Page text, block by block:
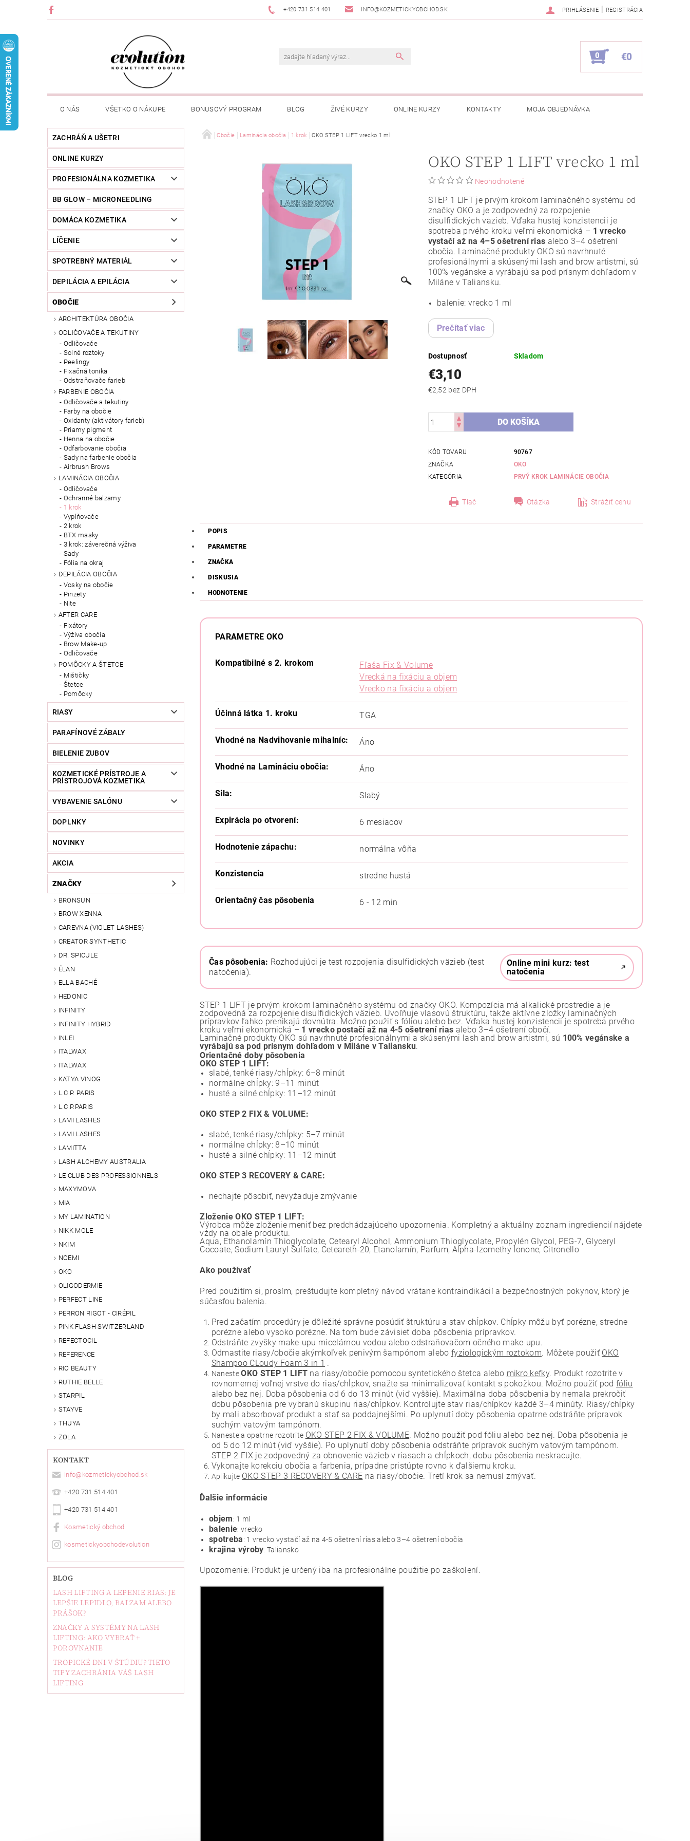
+420 731 514 401 INFO@KOZMETICKYOBCHOD.SK PRIHLÁSENIE | REGISTRÁCIA
0 €0
O NÁS VŠETKO O NÁKUPE BONUSOVÝ PROGRAM BLOG ŽIVÉ KURZY ONLINE KURZY KONTAKTY MOJA OBJEDNÁVKA
ZACHRÁŇ A UŠETRI
ONLINE KURZY
PROFESIONÁLNA KOZMETIKA
BB GLOW – MICRONEEDLING
DOMÁCA KOZMETIKA
LÍČENIE
SPOTREBNÝ MATERIÁL
DEPILÁCIA A EPILÁCIA
OBOČIE
ARCHITEKTÚRA OBOČIA
ODLIČOVAČE A TEKUTINY
Odličovače
Solné roztoky
Peelingy
Fixačná tonika
Odstraňovače farieb
FARBENIE OBOČIA
Odličovače a tekutiny
Farby na obočie
Oxidanty (aktivátory farieb)
Priamy pigment
Henna na obočie
Odfarbovanie obočia
Sady na farbenie obočia
Airbrush Brows
LAMINÁCIA OBOČIA
Odličovače
Ochranné balzamy
1.krok
Vyplňovače
2.krok
BTX masky
3.krok: záverečná výživa
Sady
Fólia na okraj
DEPILÁCIA OBOČIA
Vosky na obočie
Pinzety
Nite
AFTER CARE
Fixátory
Výživa obočia
Brow Make-up
Odličovače
POMÔCKY A ŠTETCE
Mištičky
Štetce
Pomôcky
RIASY
PARAFÍNOVÉ ZÁBALY
BIELENIE ZUBOV
KOZMETICKÉ PRÍSTROJE A
PRÍSTROJOVÁ KOZMETIKA
VYBAVENIE SALÓNU
DOPLNKY
NOVINKY
AKCIA
ZNAČKY
BRONSUN
BROW XENNA
CAREVNA (VIOLET LASHES)
CREATOR SYNTHETIC
DR. SPICULE
ÉLAN
ELLA BACHÉ
HEDONIC
INFINITY
INFINITY HYBRID
INLEI
ITALWAX
ITALWAX
KATYA VINOG
L.C.P. PARIS
L.C.P.PARIS
LAMI LASHES
LAMI LASHES
LAMITTA
LASH ALCHEMY AUSTRALIA
LE CLUB DES PROFESSIONNELS
MAXYMOVA
MIA
MY LAMINATION
NIKK MOLE
NKIM
NOEMI
OKO
OLIGODERMIE
PERFECT LINE
PERRON RIGOT - CIRÉPIL
PINK FLASH SWITZERLAND
REFECTOCIL
REFERENCE
RIO BEAUTY
RUTHIE BELLE
STARPIL
STAYVE
THUYA
ZOLA
KONTAKT
info@ kozmetickyobchod.sk
+420 731 514 401
+420 731 514 401
Kosmetický obchod
kosmetickyobchodevolution
BLOG
LASH LIFTING A LEPENIE RIAS: JE
LEPŠIE LEPIDLO, BALZAM ALEBO
PRÁŠOK?
ZNAČKY A SYSTÉMY NA LASH
LIFTING: AKO VYBRAŤ +
POROVNANIE
TROPICKÉ DNI V ŠTÚDIU? TIETO
TIPY ZACHRÁNIA VÁŠ LASH
LIFTING
Obočie Laminácia obočia 1.krok OKO STEP 1 LIFT vrecko 1 ml
OKO STEP 1 LIFT vrecko 1 ml
Neohodnotené
STEP 1 LIFT je prvým krokom laminačného systému od
značky OKO a je zodpovedný za rozpojenie
disulfidických väzieb. Vďaka hustej konzistencii je
spotreba prvého kroku veľmi ekonomická – 1 vrecko
vystačí až na 4–5 ošetrení rias alebo 3–4 ošetrení
obočia. Laminačné produkty OKO sú navrhnuté
profesionálnymi a skúsenými lash and brow artistmi, sú
100% vegánske a vyrábajú sa pod prísnym dohľadom v
Miláne v Taliansku.
balenie: vrecko 1 ml
Prečítať viac
Dostupnosť Skladom
€3,10
€2,52 bez DPH
KÓD TOVARU
90767
ZNAČKA
OKO
KATEGÓRIA
PRVÝ KROK LAMINÁCIE OBOČIA
Tlač Otázka Strážiť cenu
POPIS
PARAMETRE
ZNAČKA
DISKUSIA
HODNOTENIE
PARAMETRE OKO
Kompatibilné s 2. krokom
Fľaša Fix & Volume
Vrecká na fixáciu a objem
Vrecko na fixáciu a objem
Účinná látka 1. kroku TGA
Vhodné na Nadvihovanie mihalníc: Áno
Vhodné na Lamináciu obočia: Áno
Sila: Slabý
Expirácia po otvorení: 6 mesiacov
Hodnotenie zápachu: normálna vôňa
Konzistencia stredne hustá
Orientačný čas pôsobenia 6 - 12 min
Čas pôsobenia: Rozhodujúci je test rozpojenia disulfidických väzieb (test
natočenia).
Online mini kurz: test
natočenia
STEP 1 LIFT je prvým krokom laminačného systému od značky OKO. Kompozícia má alkalické prostredie a je
zodpovedná za rozpojenie disulfidických väzieb. Uvoľňuje vlasovú štruktúru, takže aktívne zložky laminačných
prípravkov ľahko prenikajú dovnútra. Možno použiť s fóliou alebo bez. Vďaka hustej konzistencii je spotreba prvého
kroku veľmi ekonomická – 1 vrecko postačí až na 4-5 ošetrení rias alebo 3–4 ošetrení obočí.
Laminačné produkty OKO sú navrhnuté profesionálnymi a skúsenými lash and brow artistmi, sú 100% vegánske a
vyrábajú sa pod prísnym dohľadom v Miláne v Taliansku.
Orientačné doby pôsobenia
OKO STEP 1 LIFT:
slabé, tenké riasy/chĺpky: 6–8 minút
normálne chĺpky: 9–11 minút
husté a silné chĺpky: 11–12 minút
OKO STEP 2 FIX & VOLUME:
slabé, tenké riasy/chĺpky: 5–7 minút
normálne chĺpky: 8–10 minút
husté a silné chĺpky: 11–12 minút
OKO STEP 3 RECOVERY & CARE:
nechajte pôsobiť, nevyžaduje zmývanie
Zloženie OKO STEP 1 LIFT:
Výrobca môže zloženie meniť bez predchádzajúceho upozornenia. Kompletný a aktuálny zoznam ingrediencií nájdete
vždy na obale produktu.
Aqua, Ethanolamín Thioglycolate, Cetearyl Alcohol, Ammonium Thioglycolate, Propylén Glycol, PEG-7, Glyceryl
Cocoate, Sodium Lauryl Sulfate, Ceteareth-20, Etanolamín, Parfum, Alpha-Izomethy Ionone, Citronello
Ako používať
Pred použitím si, prosím, preštudujte kompletný návod vrátane kontraindikácií a bezpečnostných pokynov, ktorý je
súčasťou balenia.
Pred začatím procedúry je dôležité správne posúdiť štruktúru a stav chĺpkov. Chĺpky môžu byť porézne, stredne
porézne alebo vysoko porézne. Na tom bude závisieť doba pôsobenia prípravkov.
Odstráňte zvyšky make-upu micelárnou vodou alebo odstraňovačom očného make-upu.
Odmastite riasy/obočie akýmkoľvek penivým šampónom alebofyziologickým roztokom. Môžete použiť OKO
Shampoo CLoudy Foam 3 in 1 .
NanesteOKO STEP 1 LIFT na riasy/obočie pomocou syntetického štetca alebo mikro kefky. Produkt rozotrite v
rovnomernej voľnej vrstve do rias/chĺpkov, snažte sa minimalizovať kontakt s pokožkou. Možno použiť podfóliu
alebo bez nej. Doba pôsobenia od 6 do 13 minút (viď vyššie). Maximálna doba pôsobenia by nemala prekročiť
dobu pôsobenia pre vybranú skupinu rias/chĺpkov. Kontrolujte stav rias/chĺpkov každé 3–4 minúty. Riasy/chĺpky
by mali absorbovať produkt a stať sa poddajnejšími. Po uplynutí doby pôsobenia opatrne odstráňte prípravok
suchým vatovým tampónom.
Naneste a opatrne rozotrite OKO STEP 2 FIX & VOLUME. Možno použiť pod fóliu alebo bez nej. Doba pôsobenia je
od 5 do 12 minút (viď vyššie). Po uplynutí doby pôsobenia odstráňte prípravok suchým vatovým tampónom.
STEP 2 FIX je zodpovedný za obnovenie väzieb v riasach a chĺpkoch, dobu pôsobenia neskracujte.
Vykonajte korekciu obočia a farbenia, prípadne pristúpte rovno k ďalšiemu kroku.
Aplikujte OKO STEP 3 RECOVERY & CARE na riasy/obočie. Tretí krok sa nemusí zmývať.
Ďalšie informácie
objem: 1 ml
balenie: vrecko
spotreba: 1 vrecko vystačí až na 4-5 ošetrení rias alebo 3–4 ošetrení obočia
krajina výroby: Taliansko
Upozornenie: Produkt je určený iba na profesionálne použitie po zaškolení.